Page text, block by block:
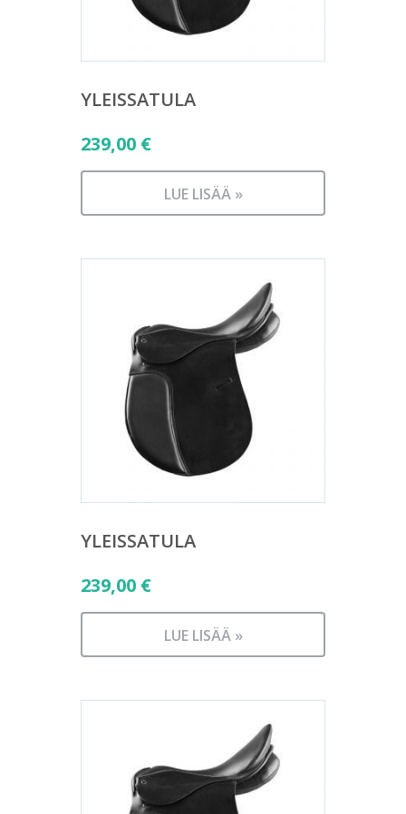
YLEISSATULA
239,00 €
LUE LISÄÄ »
YLEISSATULA
239,00 €
LUE LISÄÄ »